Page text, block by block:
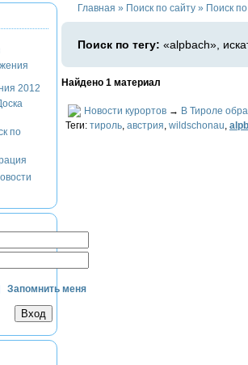
2012
по
Запомнить меня
Главная » Поиск по сайту » Поиск
Поиск по тегу: «alpbach»,
Найдено 1 материал
Новости курортов → В Тироле
Теги: тироль, австрия, wildschonau,